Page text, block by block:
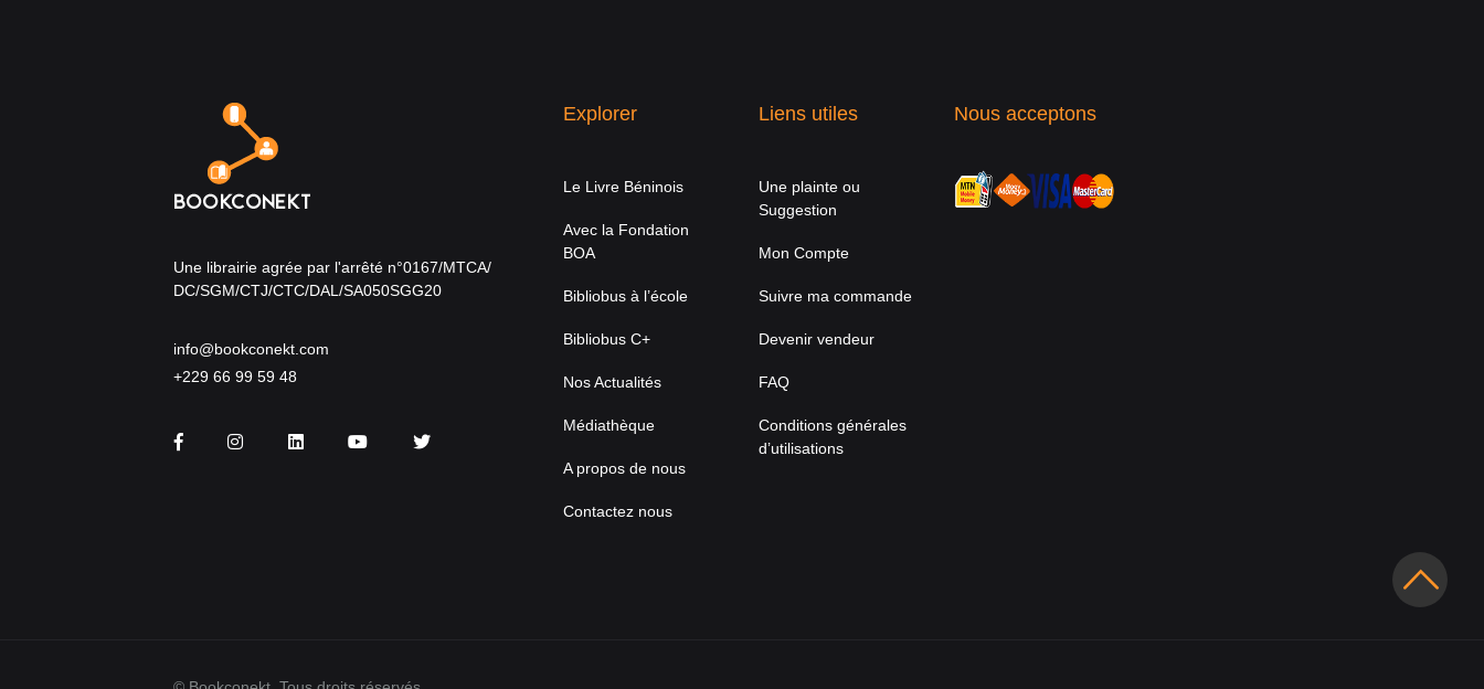
Une librairie agrée par l'arrêté n°0167/MTCA/
DC/SGM/CTJ/CTC/DAL/SA050SGG20
info@bookconekt.com
+229 66 99 59 48
FacebookInstagramLinkedInYou TubeTwitter
Explorer
Le Livre Béninois
Avec la Fondation
BOA
Bibliobus à l’école
Bibliobus C+
Nos Actualités
Médiathèque
A propos de nous
Contactez nous
Liens utiles
Une plainte ou
Suggestion
Mon Compte
Suivre ma commande
Devenir vendeur
FAQ
Conditions générales
d’utilisations
Nous acceptons